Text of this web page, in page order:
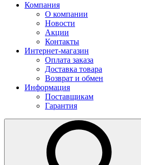
Компания
О компании
Новости
Акции
Контакты
Интернет-магазин
Оплата заказа
Доставка товара
Возврат и обмен
Информация
Поставщикам
Гарантия